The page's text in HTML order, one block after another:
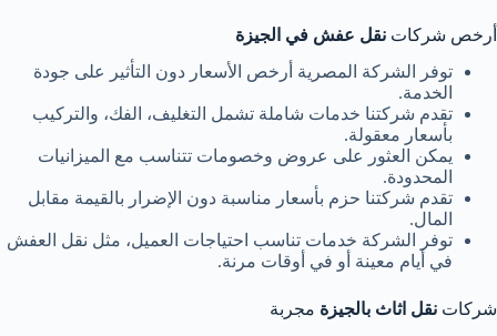
أرخص شركات نقل عفش في الجيزة
توفر الشركة المصرية أرخص الأسعار دون التأثير على جودة
الخدمة.
تقدم شركتنا خدمات شاملة تشمل التغليف، الفك، والتركيب
بأسعار معقولة.
يمكن العثور على عروض وخصومات تتناسب مع الميزانيات
المحدودة.
تقدم شركتنا حزم بأسعار مناسبة دون الإضرار بالقيمة مقابل
المال.
توفر الشركة خدمات تناسب احتياجات العميل، مثل نقل العفش
في أيام معينة أو في أوقات مرنة.
شركات نقل اثاث بالجيزة مجربة